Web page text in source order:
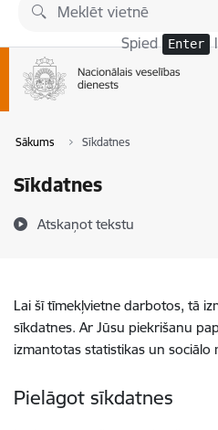
Pāriet uz lapas saturu
Spied Enter
Sākums Sīkdatnes
Sīkdatnes
Atskaņot tekstu
Lai šī tīmekļvietne darbotos, tā
sīkdatnes. Ar Jūsu piekrišanu
izmantotas statistikas un sociālo
Pielāgot sīkdatnes